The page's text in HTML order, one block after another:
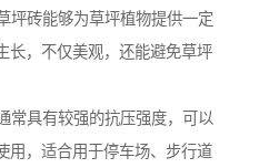
坪砖能够为草坪植物提供一定
长，不仅美观，还能避免草坪
常具有较强的抗压强度，可以
用，适合用于停车场、步行道